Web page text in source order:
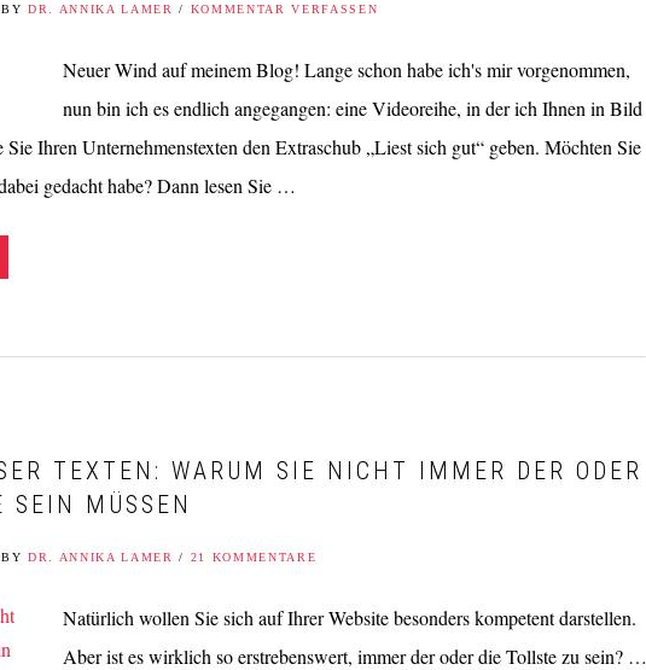
BY DR. ANNIKA LAMER / KOMMENTAR VERFASSEN
Neuer Wind auf meinem Blog! Lange schon habe ich's mir vorgenommen,
nun bin ich es endlich angegangen: eine Videoreihe, in der ich Ihnen in Bild
Ihren Unternehmenstexten den Extraschub „Liest sich gut“ geben. Möchten Sie
gedacht habe? Dann lesen Sie …
TEXTEN: WARUM SIE NICHT IMMER DER ODER
SEIN MÜSSEN
BY DR. ANNIKA LAMER / 21 KOMMENTARE
Natürlich wollen Sie sich auf Ihrer Website besonders kompetent darstellen.
Aber ist es wirklich so erstrebenswert, immer der oder die Tollste zu sein? …